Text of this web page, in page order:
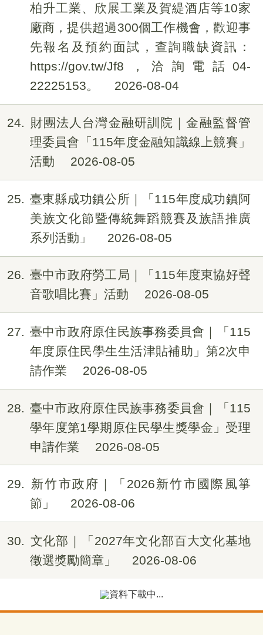
柏升工業、欣展工業及賀緹酒店等10家
廠商，提供超過300個工作機會，歡迎事
先報名及預約面試，查詢職缺資訊：
https://gov.tw/Jf8，洽詢電話04-
22225153。
2026-08-04
24
財團法人台灣金融研訓院｜金融監督管
理委員會「115年度金融知識線上競賽」
活動
2026-08-05
25
臺東縣成功鎮公所｜「115年度成功鎮阿
美族文化節暨傳統舞蹈競賽及族語推廣
系列活動」
2026-08-05
26
臺中市政府勞工局｜「115年度東協好聲
音歌唱比賽」活動
2026-08-05
27
臺中市政府原住民族事務委員會｜「115
年度原住民學生生活津貼補助」第2次申
請作業
2026-08-05
28
臺中市政府原住民族事務委員會｜「115
學年度第1學期原住民學生獎學金」受理
申請作業
2026-08-05
29
新竹市政府｜「2026新竹市國際風箏
節」
2026-08-06
30
文化部｜「2027年文化部百大文化基地
徵選獎勵簡章」
2026-08-06
資料下載中...